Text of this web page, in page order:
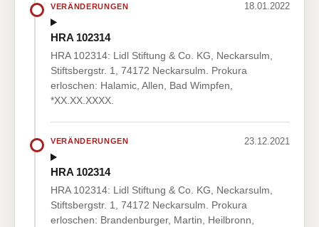
VERÄNDERUNGEN 18.01.2022
HRA 102314
HRA 102314: Lidl Stiftung & Co. KG, Neckarsulm,
Stiftsbergstr. 1, 74172 Neckarsulm. Prokura
erloschen: Halamic, Allen, Bad Wimpfen,
*XX.XX.XXXX.
VERÄNDERUNGEN 23.12.2021
HRA 102314
HRA 102314: Lidl Stiftung & Co. KG, Neckarsulm,
Stiftsbergstr. 1, 74172 Neckarsulm. Prokura
erloschen: Brandenburger, Martin, Heilbronn,